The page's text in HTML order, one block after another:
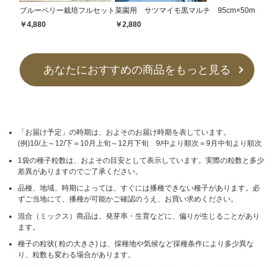
ブルーベリー栽培フルセット
￥4,880
菜園用 サツマイモ黒マルチ 95cm×50m
￥2,880
あなたにおすすめの商品をもっと見る
「お届け予定」の時期は、およそのお届け時期を表しています。
(例)10/上～12/下＝10月上旬～12月下旬 9/中より順次＝9月中旬より順次
1袋の種子粒数は、およその目安として表示しています。実際の粒数と多少
差異がありますのでご了承ください。
品種、地域、時期によっては、すぐには播種できない種子があります。必
ずご当地にて、播種が可能かご確認のうえ、お買い求めください。
混合（ミックス）商品は、発芽率・生育などに、偏りが生じることがあり
ます。
種子の粒状( 粒の大きさ) は、採種地や気候など採種条件により多少異な
り、粒数も変わる場合があります。